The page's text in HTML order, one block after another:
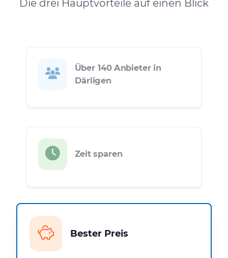
Die drei Hauptvorteile auf einen Blick
Über 140 Anbieter in
Därligen
Zeit sparen
Bester Preis